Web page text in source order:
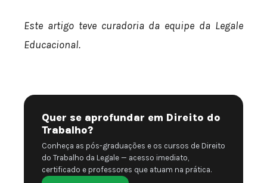
Este artigo teve curadoria da equipe da Legale
Educacional.
Quer se aprofundar em Direito do
Trabalho?
Conheça as pós-graduações e os cursos de Direito
do Trabalho da Legale — acesso imediato,
certificado e professores que atuam na prática.